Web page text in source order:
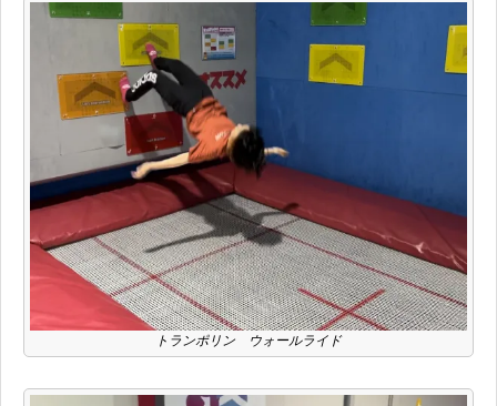
トランポリン ウォールライド